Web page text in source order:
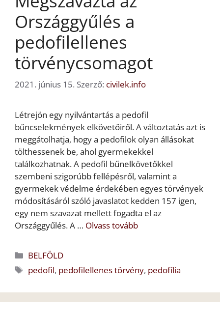
Országgyűlés a
pedofilellenes
törvénycsomagot
2021. június 15. Szerző: civilek.info
Létrejön egy nyilvántartás a pedofil
bűncselekmények elkövetőiről. A változtatás azt is
meggátolhatja, hogy a pedofilok olyan állásokat
tölthessenek be, ahol gyermekekkel
találkozhatnak. A pedofil bűnelkövetőkkel
szembeni szigorúbb fellépésről, valamint a
gyermekek védelme érdekében egyes törvények
módosításáról szóló javaslatot kedden 157 igen,
egy nem szavazat mellett fogadta el az
Országgyűlés. A … Olvass tovább
Kategória
BELFÖLD
Címkék
pedofil, pedofilellenes törvény, pedofília